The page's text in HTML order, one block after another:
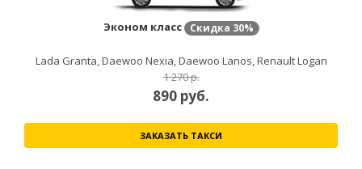
Эконом класс Скидка 30%
Lada Granta, Daewoo Nexia, Daewoo Lanos, Renault Logan
1 270 р.
890 руб.
ЗАКАЗАТЬ ТАКСИ